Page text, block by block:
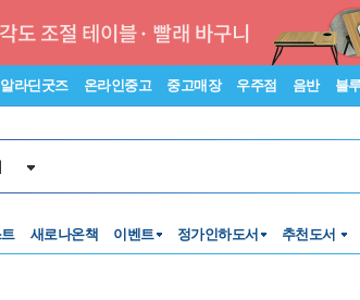
알라딘굿즈 온라인중고 중고매장 우주점 음반 블
새로나온책 이벤트 정가인하도서 추천도서